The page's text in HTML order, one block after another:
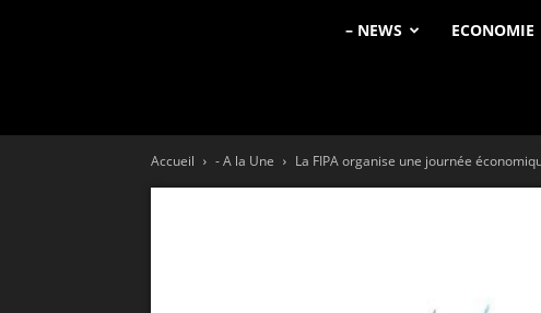
– NEWS ECONOMIE
Accueil - A la Une La FIPA organise une journée